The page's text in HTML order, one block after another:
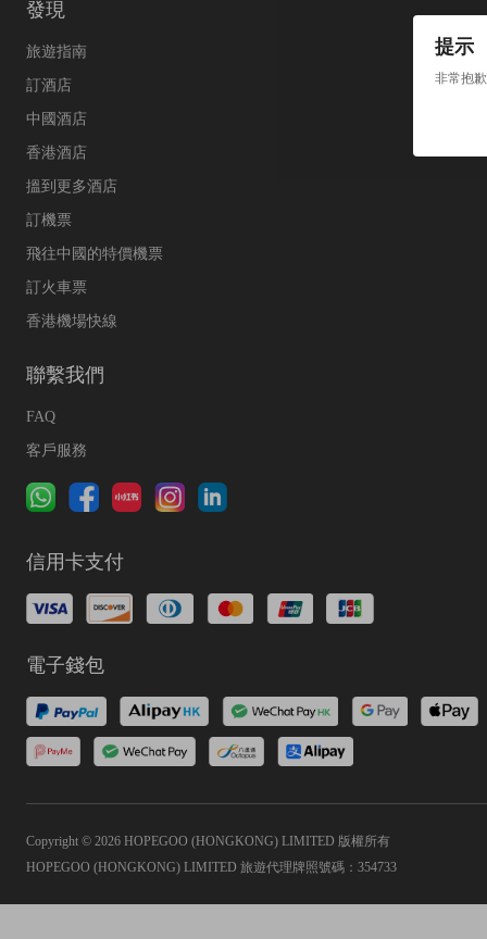
提示
非常抱
發現
旅遊指南
訂酒店
中國酒店
香港酒店
搵到更多酒店
訂機票
飛往中國的特價機票
訂火車票
香港機場快線
聯繫我們
FAQ
客戶服務
信用卡支付
電子錢包
Copyright © 2026 HOPEGOO (HONGKONG) LIMITED 版權所有
HOPEGOO (HONGKONG) LIMITED 旅遊代理牌照號碼：354733